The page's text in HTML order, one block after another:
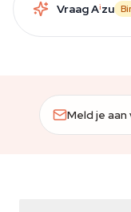
Vraag Aizu
Meld je